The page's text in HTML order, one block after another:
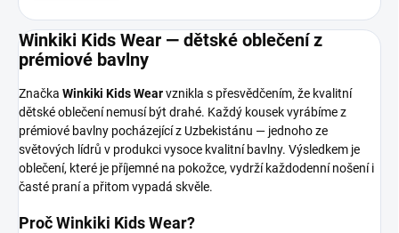
Winkiki Kids Wear — dětské oblečení z
prémiové bavlny
Značka Winkiki Kids Wearvznikla s přesvědčením, že kvalitní
dětské oblečení nemusí být drahé. Každý kousek vyrábíme z
prémiové bavlny pocházející z Uzbekistánu — jednoho ze
světových lídrů v produkci vysoce kvalitní bavlny. Výsledkem je
oblečení, které je příjemné na pokožce, vydrží každodenní nošení i
časté praní a přitom vypadá skvěle.
Proč Winkiki Kids Wear?